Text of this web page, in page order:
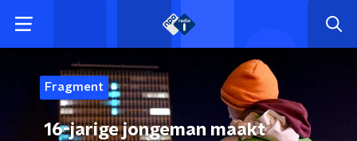
Fragment
16-jarige jongeman maakt